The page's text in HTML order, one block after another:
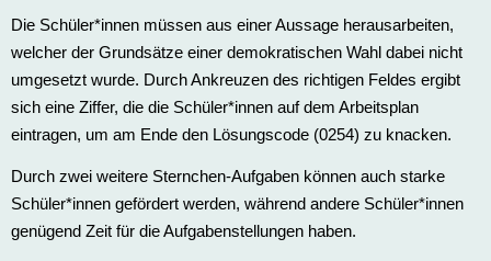
Die Schüler*innen müssen aus einer Aussage herausarbeiten,
welcher der Grundsätze einer demokratischen Wahl dabei nicht
umgesetzt wurde. Durch Ankreuzen des richtigen Feldes ergibt
sich eine Ziffer, die die Schüler*innen auf dem Arbeitsplan
eintragen, um am Ende den Lösungscode (0254) zu knacken.
Durch zwei weitere Sternchen-Aufgaben können auch starke
Schüler*innen gefördert werden, während andere Schüler*innen
genügend Zeit für die Aufgabenstellungen haben.